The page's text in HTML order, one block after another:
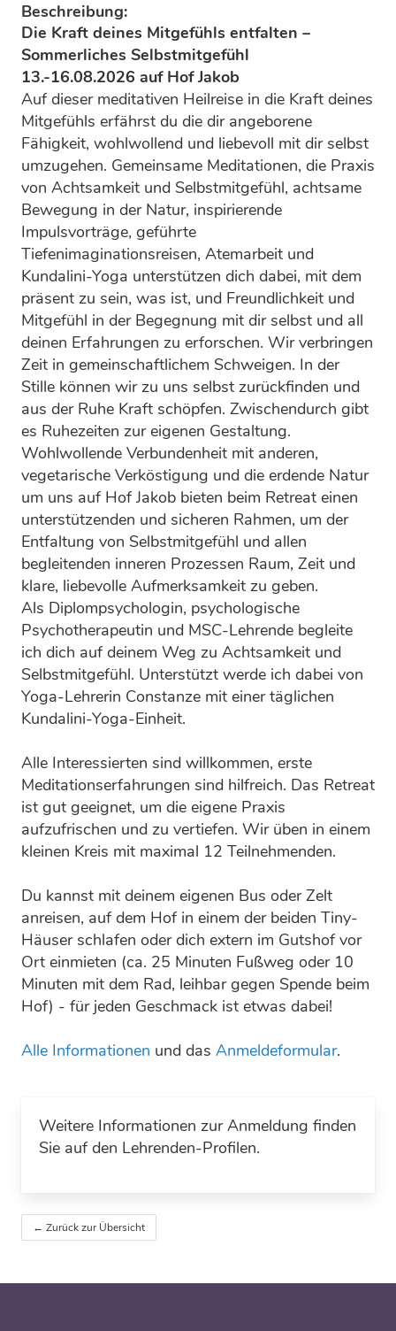
Beschreibung:
Die Kraft deines Mitgefühls entfalten –
Sommerliches Selbstmitgefühl
13.-16.08.2026 auf Hof Jakob
Auf dieser meditativen Heilreise in die Kraft deines
Mitgefühls erfährst du die dir angeborene
Fähigkeit, wohlwollend und liebevoll mit dir selbst
umzugehen. Gemeinsame Meditationen, die Praxis
von Achtsamkeit und Selbstmitgefühl, achtsame
Bewegung in der Natur, inspirierende
Impulsvorträge, geführte
Tiefenimaginationsreisen, Atemarbeit und
Kundalini-Yoga unterstützen dich dabei, mit dem
präsent zu sein, was ist, und Freundlichkeit und
Mitgefühl in der Begegnung mit dir selbst und all
deinen Erfahrungen zu erforschen. Wir verbringen
Zeit in gemeinschaftlichem Schweigen. In der
Stille können wir zu uns selbst zurückfinden und
aus der Ruhe Kraft schöpfen. Zwischendurch gibt
es Ruhezeiten zur eigenen Gestaltung.
Wohlwollende Verbundenheit mit anderen,
vegetarische Verköstigung und die erdende Natur
um uns auf Hof Jakob bieten beim Retreat einen
unterstützenden und sicheren Rahmen, um der
Entfaltung von Selbstmitgefühl und allen
begleitenden inneren Prozessen Raum, Zeit und
klare, liebevolle Aufmerksamkeit zu geben.
Als Diplompsychologin, psychologische
Psychotherapeutin und MSC-Lehrende begleite
ich dich auf deinem Weg zu Achtsamkeit und
Selbstmitgefühl. Unterstützt werde ich dabei von
Yoga-Lehrerin Constanze mit einer täglichen
Kundalini-Yoga-Einheit.
Alle Interessierten sind willkommen, erste
Meditationserfahrungen sind hilfreich. Das Retreat
ist gut geeignet, um die eigene Praxis
aufzufrischen und zu vertiefen. Wir üben in einem
kleinen Kreis mit maximal 12 Teilnehmenden.
Du kannst mit deinem eigenen Bus oder Zelt
anreisen, auf dem Hof in einem der beiden Tiny-
Häuser schlafen oder dich extern im Gutshof vor
Ort einmieten (ca. 25 Minuten Fußweg oder 10
Minuten mit dem Rad, leihbar gegen Spende beim
Hof) - für jeden Geschmack ist etwas dabei!
Alle Informationen und das Anmeldeformular.
Weitere Informationen zur Anmeldung finden
Sie auf den Lehrenden-Profilen.
← Zurück zur Übersicht